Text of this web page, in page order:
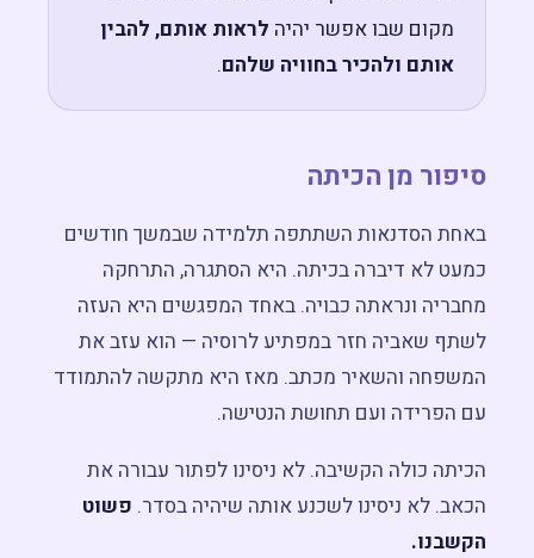
מקום שבו אפשר יהיה לראות אותם, להבין
אותם ולהכיר בחוויה שלהם.
סיפור מן הכיתה
באחת הסדנאות השתתפה תלמידה שבמשך חודשים
כמעט לא דיברה בכיתה. היא הסתגרה, התרחקה
מחבריה ונראתה כבויה. באחד המפגשים היא העזה
לשתף שאביה חזר במפתיע לרוסיה — הוא עזב את
המשפחה והשאיר מכתב. מאז היא מתקשה להתמודד
עם הפרידה ועם תחושת הנטישה.
הכיתה כולה הקשיבה. לא ניסינו לפתור עבורה את
הכאב. לא ניסינו לשכנע אותה שיהיה בסדר. פשוט
הקשבנו.